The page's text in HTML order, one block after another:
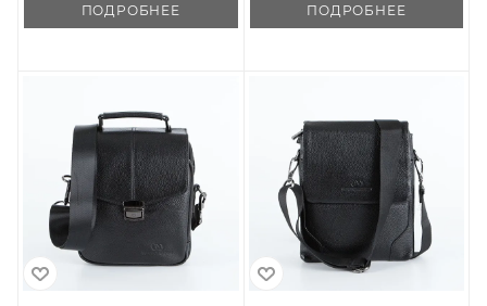
ПОДРОБНЕЕ ПОДРОБНЕЕ